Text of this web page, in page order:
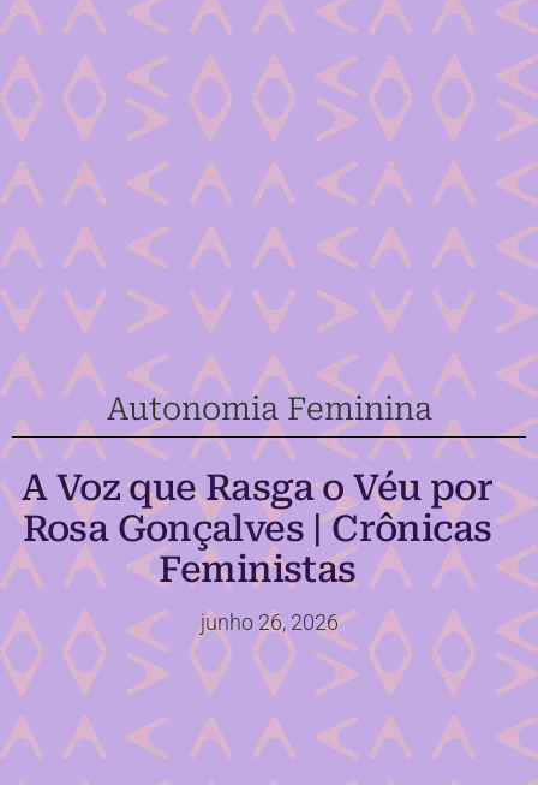
Autonomia Feminina
A Voz que Rasga o Véu por
Rosa Gonçalves | Crônicas
Feministas
junho 26, 2026